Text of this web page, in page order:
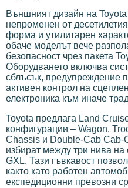
Външният дизайн на
непроменен от
форма и утилитарен
обаче моделът вече
безопасност чрез пакета
Оборудването включва
сблъсък, предупреждение
активен контрол на
електроника към иначе
Toyota предлага Land
конфигурации – Wagon,
Chassis и Double-Cab Cab-
избират между три нива
GXL. Тази гъвкавост
както като работен
експедиционни превозни